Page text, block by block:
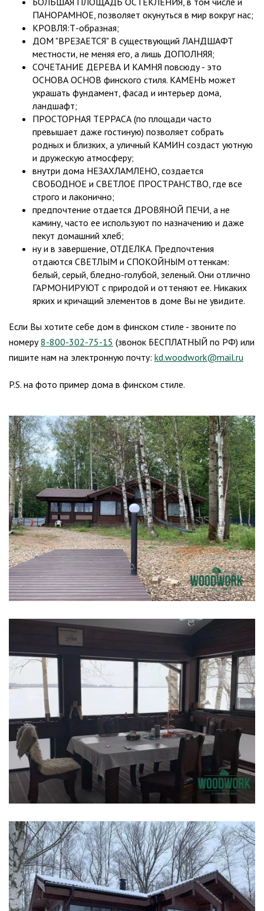
ПАНОРАМНОЕ, позволяет окунуться в мир вокруг нас;
КРОВЛЯ:Т-образная;
ДОМ "ВРЕЗАЕТСЯ" В существующий ЛАНДШАФТ
местности, не меняя его, а лишь ДОПОЛНЯЯ;
СОЧЕТАНИЕ ДЕРЕВА И КАМНЯ повсюду - это
ОСНОВА ОСНОВ финского стиля. КАМЕНЬ может
украшать фундамент, фасад и интерьер дома,
ландшафт;
ПРОСТОРНАЯ ТЕРРАСА (по площади часто
превышает даже гостиную) позволяет собрать
родных и близких, а уличный КАМИН создаст уютную
и дружескую атмосферу;
внутри дома НЕЗАХЛАМЛЕНО, создается
СВОБОДНОЕ и СВЕТЛОЕ ПРОСТРАНСТВО, где все
строго и лаконично;
предпочтение отдается ДРОВЯНОЙ ПЕЧИ, а не
камину, часто ее используют по назначению и даже
пекут домашний хлеб;
ну и в завершение, ОТДЕЛКА. Предпочтения
отдаются СВЕТЛЫМ и СПОКОЙНЫМ оттенкам:
белый, серый, бледно-голубой, зеленый. Они отлично
ГАРМОНИРУЮТ с природой и оттеняют ее. Никаких
ярких и кричащий элементов в доме Вы не увидите.
Если Вы хотите себе дом в финском стиле - звоните по
номеру8-800-302-75-15 (звонок БЕСПЛАТНЫЙ по РФ) или
пишите нам на электронную почту: kd.woodwork@mail.ru
P.S. на фото пример дома в финском стиле.